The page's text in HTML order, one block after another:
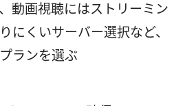
動画視聴にはストリーミン
にくいサーバー選択など、
ランを選ぶ